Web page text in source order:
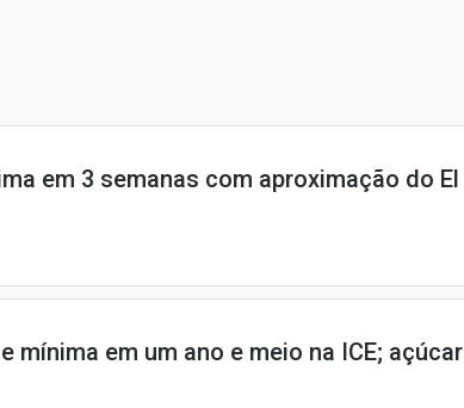
em 3 semanas com aproximação do El
mínima em um ano e meio na ICE; açúcar